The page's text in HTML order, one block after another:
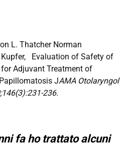
L. Thatcher Norman
Kupfer, Evaluation of Safety of
Adjuvant Treatment of
JAMA Otolaryngol
236.
fa ho trattato alcuni